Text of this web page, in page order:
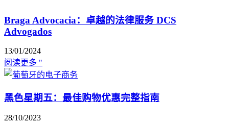
Braga Advocacia：卓越的法律服务 DCS
Advogados
13/01/2024
阅读更多 "
黑色星期五：最佳购物优惠完整指南
28/10/2023